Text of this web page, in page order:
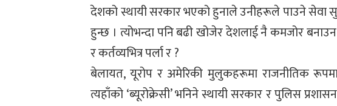
देशको स्थायी सरकार भएको हुनाले उनीहरूले पाउने सेवा
हुन्छ । त्योभन्दा पनि बढी खोजेर देशलाई नै कमजोर
र कर्तव्यभित्र पर्ला र ?
बेलायत, यूरोप र अमेरिकी मुलुकहरूमा राजनीतिक
त्यहाँको ‘ब्यूरोक्रेसी’ भनिने स्थायी सरकार र पुलिस